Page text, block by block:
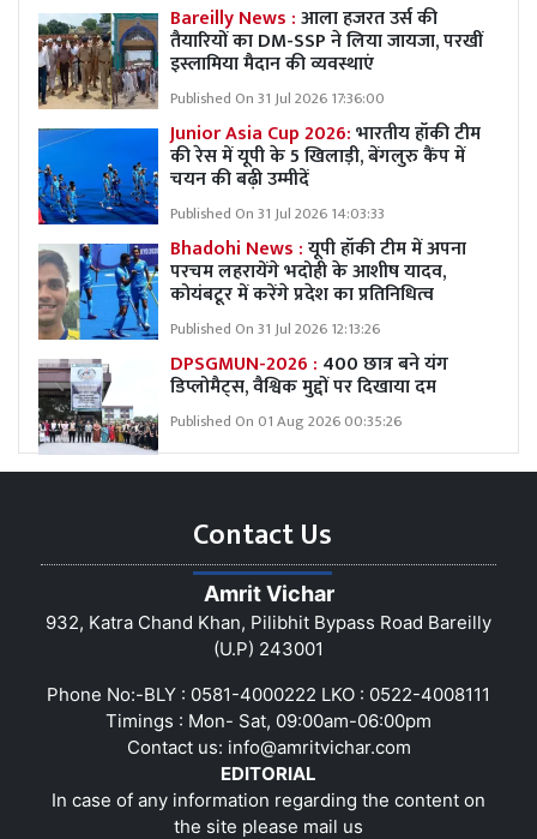
Bareilly News :आला हजरत उर्स की
तैयारियों का DM-SSP ने लिया जायजा, परखीं
इस्लामिया मैदान की व्यवस्थाएं
Published On 31 Jul 2026 17:36:00
Junior Asia Cup 2026:भारतीय हॉकी टीम
की रेस में यूपी के 5 खिलाड़ी, बेंगलुरु कैंप में
चयन की बढ़ी उम्मीदें
Published On 31 Jul 2026 14:03:33
Bhadohi News :यूपी हॉकी टीम में अपना
परचम लहरायेंगे भदोही के आशीष यादव,
कोयंबटूर में करेंगे प्रदेश का प्रतिनिधित्व
Published On 31 Jul 2026 12:13:26
DPSGMUN-2026 : 400 छात्र बने यंग
डिप्लोमैट्स, वैश्विक मुद्दों पर दिखाया दम
Published On 01 Aug 2026 00:35:26
Contact Us
Amrit Vichar
932, Katra Chand Khan, Pilibhit Bypass Road Bareilly
(U.P) 243001
Phone No:-BLY : 0581-4000222 LKO : 0522-4008111
Timings : Mon- Sat, 09:00am-06:00pm
Contact us: info@amritvichar.com
EDITORIAL
In case of any information regarding the content on
the site please mail us